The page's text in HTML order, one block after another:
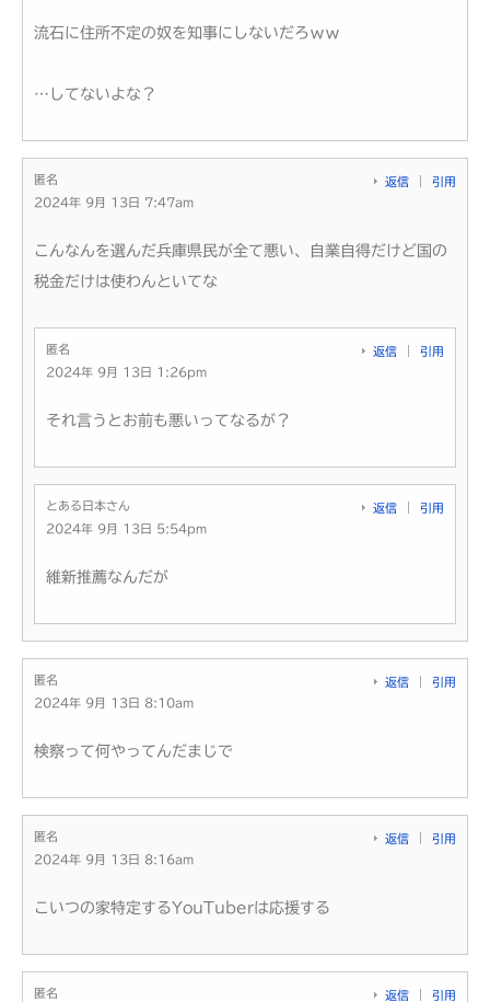
流石に住所不定の奴を知事にしないだろｗｗ
…してないよな？
匿名
2024年 9月 13日 7:47am
返信 引用
こんなんを選んだ兵庫県民が全て悪い、自業自得だけど国の
税金だけは使わんといてな
匿名
2024年 9月 13日 1:26pm
返信 引用
それ言うとお前も悪いってなるが？
とある日本さん
2024年 9月 13日 5:54pm
返信 引用
維新推薦なんだが
匿名
2024年 9月 13日 8:10am
返信 引用
検察って何やってんだまじで
匿名
2024年 9月 13日 8:16am
返信 引用
こいつの家特定するYouTuberは応援する
匿名
返信 引用